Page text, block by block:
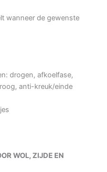
wanneer de gewenste
drogen, afkoelfase,
anti-kreuk/einde
WOL, ZIJDE EN